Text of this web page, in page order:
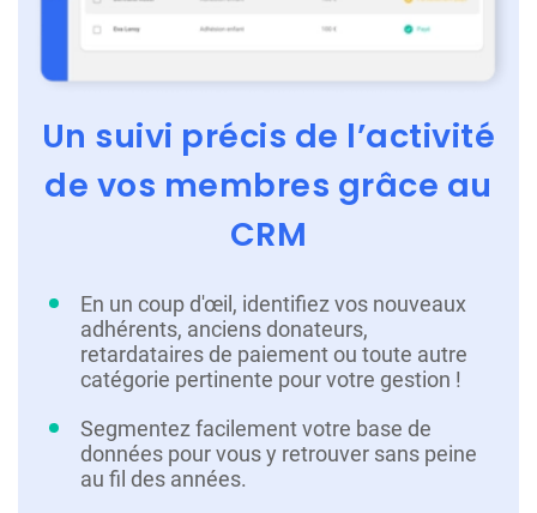
Un suivi précis de l’activité
de vos membres grâce au
CRM
En un coup d'œil, identifiez vos nouveaux
adhérents, anciens donateurs,
retardataires de paiement ou toute autre
catégorie pertinente pour votre gestion !
Segmentez facilement votre base de
données pour vous y retrouver sans peine
au fil des années.